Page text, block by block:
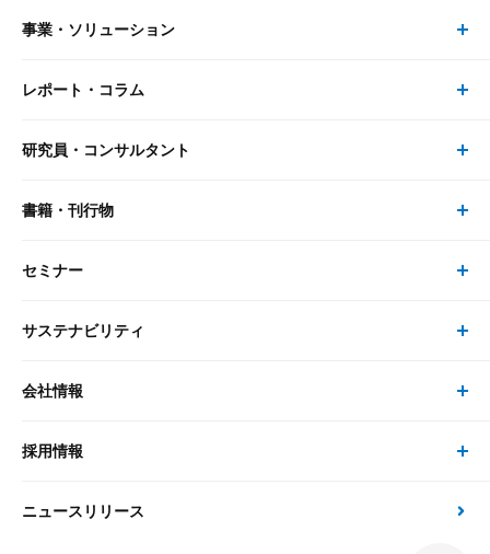
事業・ソリューション
事業・ソリューション トップ
リサーチ
大和総研の強み
先端テクノロジーに基づく新たな価値の創出
レポート・コラム
レポート・コラム トップ
最新のレポート・コラム
政策分析
研究員・コンサルタント
研究員・コンサルタント トップ
研究員
書籍・刊行物
書籍・刊行物 トップ
書籍
セミナー
セミナー トップ
現在受付中のセミナー・イベント
サステナビリティ
サステナビリティの取り組み
次世代社会への貢献
会社情報
会社情報 トップ
会社概要・役員一覧
採用情報
採用情報 トップ
ニュースリリース